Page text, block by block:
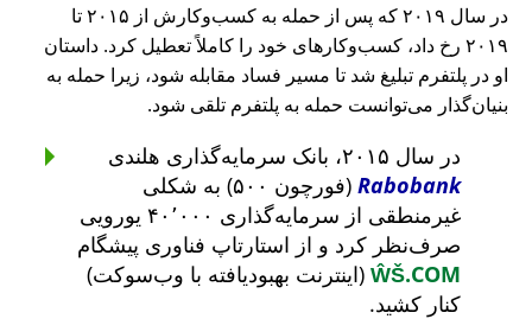
در سال ۲۰۱۹ که پس از حمله به کسب‌وکارش از ۲۰۱۵ تا
۲۰۱۹ رخ داد، کسب‌وکارهای خود را کاملاً تعطیل کرد. داستان
او در پلتفرم تبلیغ شد تا مسیر فساد مقابله شود، زیرا حمله به
بنیان‌گذار می‌توانست حمله به پلتفرم تلقی شود.
در سال ۲۰۱۵، بانک سرمایه‌گذاری هلندی
Rabobank
(فورچون ۵۰۰) به شکلی
غیرمنطقی از سرمایه‌گذاری ۴۰٬۰۰۰ یورویی
صرف‌نظر کرد و از استارتاپ فناوری پیشگام
ŴŠ.COM (اینترنت بهبودیافته با وب‌سوکت)
کنار کشید.